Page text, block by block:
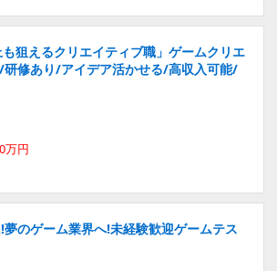
も狙えるクリエイティブ職」ゲームクリエ
修あり/アイデア活かせる/高収入可能/
万円
!夢のゲーム業界へ!未経験歓迎ゲームテス